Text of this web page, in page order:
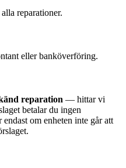
alla reparationer.
eller banköverföring.
reparation — hittar vi
betalar du ingen
om enheten inte går att